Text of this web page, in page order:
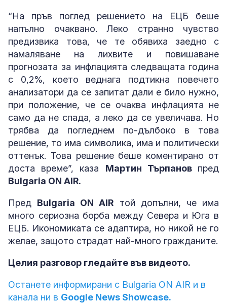
“На пръв поглед решението на ЕЦБ беше
напълно очаквано. Леко странно чувство
предизвика това, че те обявиха заедно с
намаляване на лихвите и повишаване
прогнозата за инфлацията следващата година
с 0,2%, което веднага подтикна повечето
анализатори да се запитат дали е било нужно,
при положение, че се очаква инфлацията не
само да не спада, а леко да се увеличава. Но
трябва да погледнем по-дълбоко в това
решение, то има символика, има и политически
оттенък. Това решение беше коментирано от
доста време”, каза Мартин Търпанов пред
Bulgaria ON AIR.
Пред Bulgaria ON AIR той допълни, че има
много сериозна борба между Севера и Юга в
ЕЦБ. Икономиката се адаптира, но никой не го
желае, защото страдат най-много гражданите.
Целия разговор гледайте във видеото.
Останете информирани с Bulgaria ON AIR и в
канала ни в Google News Showcase.